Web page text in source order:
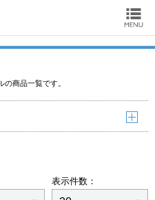
商品一覧です。
表示件数：